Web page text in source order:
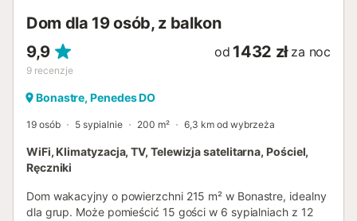
Dom dla 19 osób, z balkon
9,9
9 recenzje
od 1432 zł za noc
Bonastre, Penedes DO
19 osób 5 sypialnie 200 m² 6,3 km od wybrzeża
WiFi, Klimatyzacja, TV, Telewizja satelitarna, Pościel,
Ręczniki
Dom wakacyjny o powierzchni 215 m² w Bonastre, idealny
dla grup. Może pomieścić 15 gości w 6 sypialniach z 12